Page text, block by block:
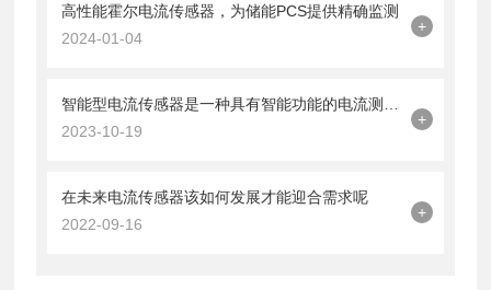
高性能霍尔电流传感器，为储能PCS提供精确监测
2024-01-04
+
2023-10-19
+
在未来电流传感器该如何发展才能迎合需求呢
2022-09-16
+